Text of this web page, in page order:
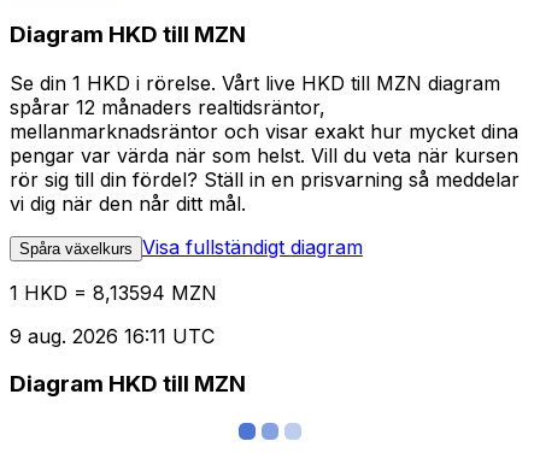
Diagram HKD till MZN
Se din 1 HKD i rörelse. Vårt live HKD till MZN diagram
spårar 12 månaders realtidsräntor,
mellanmarknadsräntor och visar exakt hur mycket dina
pengar var värda när som helst. Vill du veta när kursen
rör sig till din fördel? Ställ in en prisvarning så meddelar
vi dig när den når ditt mål.
Spåra växelkurs Visa fullständigt diagram
1 HKD = 8,13594 MZN
9 aug. 2026 16:11 UTC
Diagram HKD till MZN